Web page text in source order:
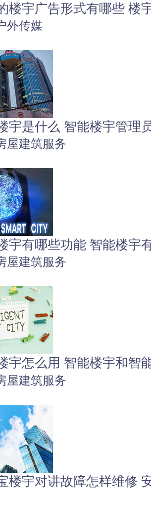
楼宇广告形式有哪些 楼
外传媒
宇是什么 智能楼宇管理
屋建筑服务
宇有哪些功能 智能楼宇
屋建筑服务
宇怎么用 智能楼宇和智
屋建筑服务